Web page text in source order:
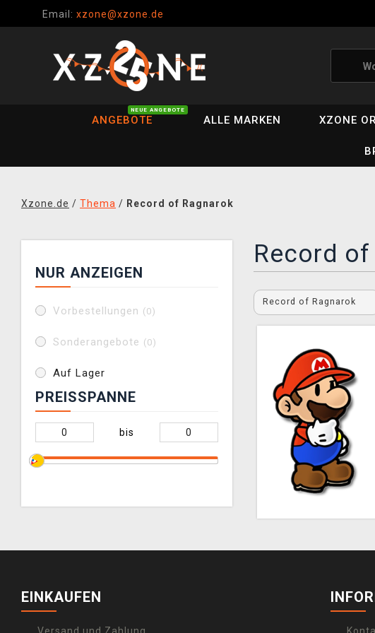
Email: xzone@xzone.de
ANGEBOTE
NEUE ANGEBOTE
ALLE MARKEN XZONE
Xzone.de / Thema / Record of Ragnarok
NUR ANZEIGEN
Vorbestellungen (0)
Sonderangebote (0)
Auf Lager
PREISSPANNE
bis
Record
Record of Ragnarok
EINKAUFEN